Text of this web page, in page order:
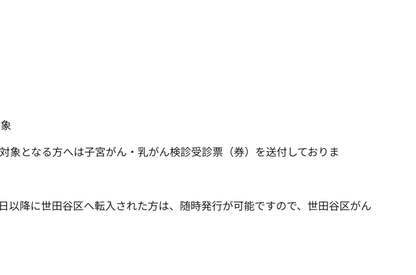
となる方へは子宮がん・乳がん検診受診票（券）を送付しておりま
降に世田谷区へ転入された方は、随時発行が可能ですので、世田谷区がん